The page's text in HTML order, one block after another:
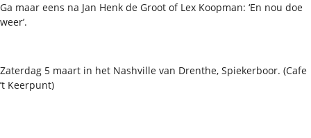
Ga maar eens na Jan Henk de Groot of Lex Koopman: ‘En nou doe
weer’.
Zaterdag 5 maart in het Nashville van Drenthe, Spiekerboor. (Cafe
’t Keerpunt)